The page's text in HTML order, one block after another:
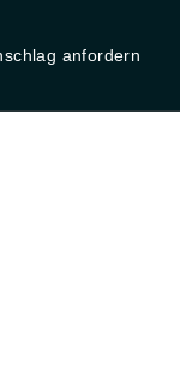
anfordern